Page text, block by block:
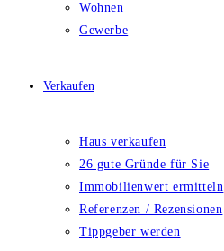
Wohnen
Gewerbe
Verkaufen
Haus verkaufen
26 gute Gründe für Sie
Immobilienwert ermitteln
Referenzen / Rezensionen
Tippgeber werden